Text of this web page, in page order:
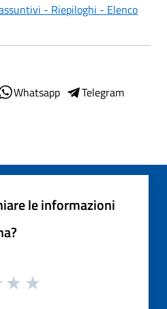
- Riepiloghi - Elenco
Whatsapp
Telegram
le informazioni